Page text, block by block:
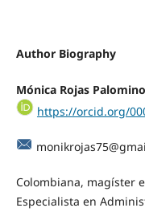
Author Biography
Mónica Rojas
https://orcid.org/
Colombiana, magíster
Especialista en